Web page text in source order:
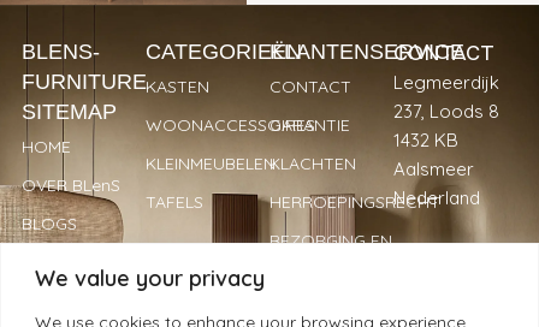
We value your privacy
We use cookies to enhance your browsing experience,
BLENS-
FURNITURE
SITEMAP
HOME
OVER BLenS
BLOGS
CATEGORIEËN
KASTEN
WOONACCESSOIRES
KLEINMEUBELEN
TAFELS
KLANTENSERVICE
CONTACT
GARANTIE
KLACHTEN
HERROEPINGSRECHT
BEZORGING EN
CONTACT
Legmeerdijk
237, Loods 8
1432 KB
Aalsmeer
Nederland
info@blens-